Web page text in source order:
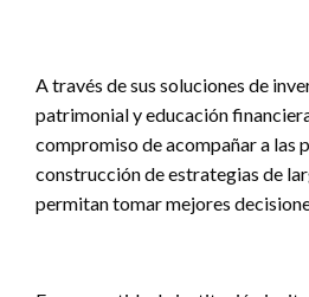
A través de sus soluciones de
patrimonial y educación
compromiso de acompañar a las
construcción de estrategias de
permitan tomar mejores